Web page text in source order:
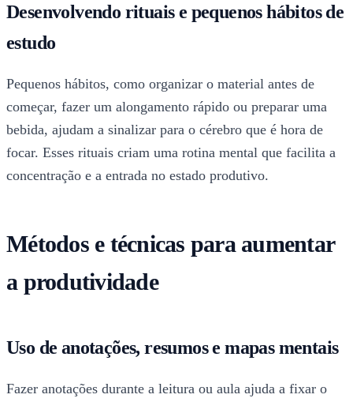
Desenvolvendo rituais e pequenos hábitos de
estudo
Pequenos hábitos, como organizar o material antes de
começar, fazer um alongamento rápido ou preparar uma
bebida, ajudam a sinalizar para o cérebro que é hora de
focar. Esses rituais criam uma rotina mental que facilita a
concentração e a entrada no estado produtivo.
Métodos e técnicas para aumentar
a produtividade
Uso de anotações, resumos e mapas mentais
Fazer anotações durante a leitura ou aula ajuda a fixar o